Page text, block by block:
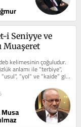
i Seniyye ve
Muaşeret
kelimesinin çoğuludur.
anlamı ile "terbiye",
"yol" ve "kaide” gibi
gelir....